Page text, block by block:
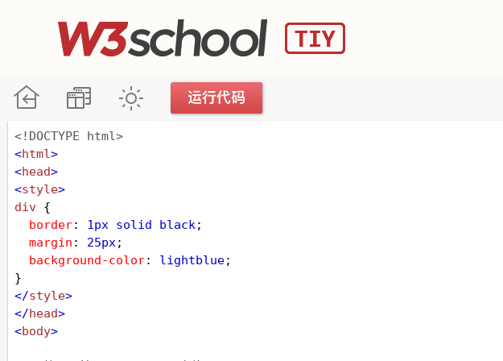
<!DOCTYPE html>
<html>
<head>
<style>
div {
border: 1px solid black;
margin : 25px;
background-color: lightblue;
}
</style>
</head>
<body>